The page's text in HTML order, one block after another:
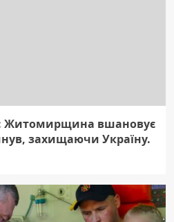
Житомирщина вшановує
захищаючи Україну.